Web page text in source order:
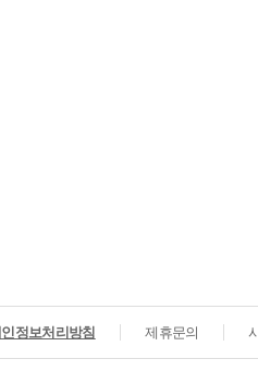
정보처리방침 제휴문의